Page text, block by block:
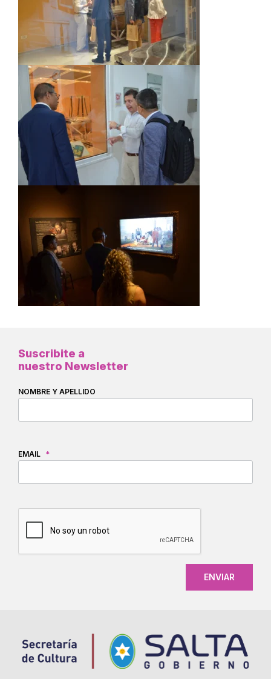
Suscribite a
nuestro Newsletter
NOMBRE Y APELLIDO
EMAIL *